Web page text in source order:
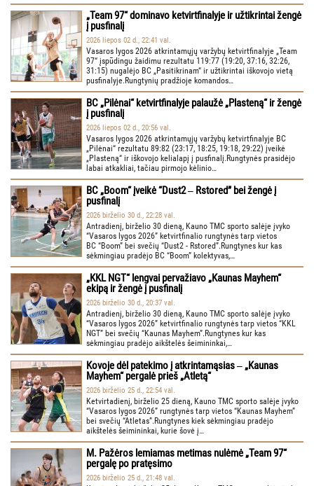
„Team 97“ dominavo ketvirtfinalyje ir užtikrintai žengė
į pusfinalį
2026 liepos 02 d., 22:41 val.
Vasaros lygos 2026 atkrintamųjų varžybų ketvirtfinalyje „Team
97“ įspūdingu žaidimu rezultatu 119:77 (19:20, 37:16, 32:26,
31:15) nugalėjo BC „Pasitikrinam“ ir užtikrintai iškovojo vietą
pusfinalyje.Rungtynių pradžioje komandos…
BC „Pilėnai“ ketvirtfinalyje palaužė „Plasteną“ ir žengė
į pusfinalį
2026 liepos 02 d., 20:56 val.
Vasaros lygos 2026 atkrintamųjų varžybų ketvirtfinalyje BC
„Pilėnai“ rezultatu 89:82 (23:17, 18:25, 19:18, 29:22) įveikė
„Plasteną“ ir iškovojo kelialapį į pusfinalį.Rungtynės prasidėjo
labai atkakliai, tačiau pirmojo kėlinio…
BC „Boom“ įveikė “Dust2 ‒ Rstored” bei žengė į
pusfinalį
2026 birželio 30 d., 22:28 val.
Antradienį, birželio 30 dieną, Kauno TMC sporto salėje įvyko
“Vasaros lygos 2026” ketvirtfinalio rungtynės tarp vietos
BC “Boom” bei svečių “Dust2 - Rstored”.Rungtynes kur kas
sėkmingiau pradėjo BC “Boom” kolektyvas,…
„KKL NGT“ lengvai pervažiavo „Kaunas Mayhem“
ekipą ir žengė į pusfinalį
2026 birželio 30 d., 20:37 val.
Antradienį, birželio 30 dieną, Kauno TMC sporto salėje įvyko
“Vasaros lygos 2026” ketvirtfinalio rungtynės tarp vietos “KKL
NGT” bei svečių “Kaunas Mayhem”.Rungtynes kur kas
sėkmingiau pradėjo aikštelės šeimininkai,…
Kovoje dėl patekimo į atkrintamąsias ‒ „Kaunas
Mayhem“ pergalė prieš „Atletą“
2026 birželio 25 d., 22:54 val.
Ketvirtadienį, birželio 25 dieną, Kauno TMC sporto salėje įvyko
“Vasaros lygos 2026” rungtynės tarp vietos “Kaunas Mayhem”
bei svečių “Atletas”.Rungtynes kiek sėkmingiau pradėjo
aikštelės šeimininkai, kurie šovė į…
M. Pažėros lemiamas metimas nulėmė „Team 97“
pergalę po pratęsimo
2026 birželio 25 d., 21:48 val.